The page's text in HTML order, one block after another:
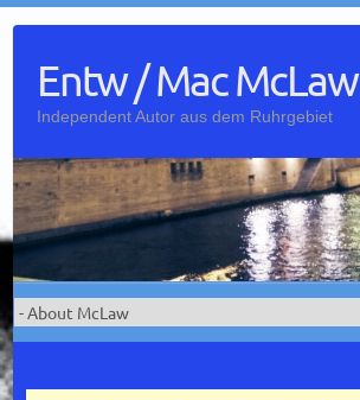
contentEntw / Mac McLaw
Independent Autor aus dem Ruhrgebiet